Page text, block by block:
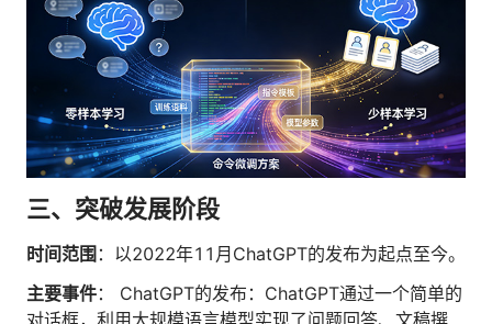
三、突破发展阶段
时间范围 ：以2022年11月ChatGPT的发布为起点至今。
主要事件： ChatGPT的发布：ChatGPT通过一个简单的